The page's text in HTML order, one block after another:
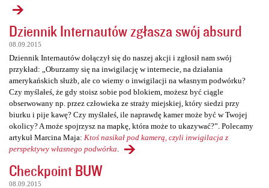
Dziennik Internautów zgłasza swój absurd
08.09.2015
Dziennik Internautów dołączył się do naszej akcji i zgłosił nam swój
przykład: „Oburzamy się na inwigilację w internecie, na działania
amerykańskich służb, ale co wiemy o inwigilacji na własnym podwórku?
Czy myślałeś, że gdy stoisz sobie pod blokiem, możesz być ciągle
obserwowany np. przez człowieka ze straży miejskiej, który siedzi przy
biurku i pije kawę? Czy myślałeś, ile naprawdę kamer może być w Twojej
okolicy? A może spojrzysz na mapkę, która może to ukazywać?”. Polecamy
artykuł Marcina Maja: Ktoś nasikał pod kamerą, czyli inwigilacja z
perspektywy własnego podwórka
Checkpoint BUW
08.09.2015